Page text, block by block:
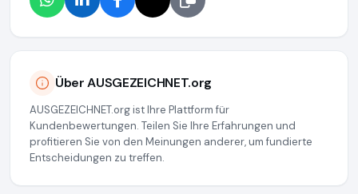
Über AUSGEZEICHNET.org
AUSGEZEICHNET.org ist Ihre Plattform für
Kundenbewertungen. Teilen Sie Ihre Erfahrungen und
profitieren Sie von den Meinungen anderer, um fundierte
Entscheidungen zu treffen.